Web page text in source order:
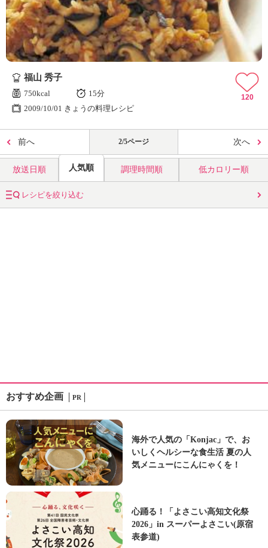
福山 秀子
750kcal
15分
2009/10/01 きょうの料理レシピ
120
前へ 2/5ページ 次へ
放送日順 人気順 調理時間順 低カロリー順
レシピを絞り込む
おすすめ企画 PR
海外で人気の「Konjac」で、お
いしくヘルシーな食生活 夏の人
気メニューにこんにゃくを！
心踊る！「よさこい高知文化祭
2026」in スーパーよさこい(原宿
表参道)